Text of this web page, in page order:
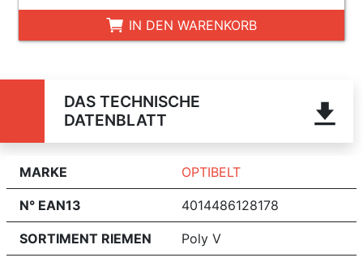
IN DEN WARENKORB
DAS TECHNISCHE
DATENBLATT
MARKE OPTIBELT
N° EAN13 4014486128178
SORTIMENT RIEMEN Poly V